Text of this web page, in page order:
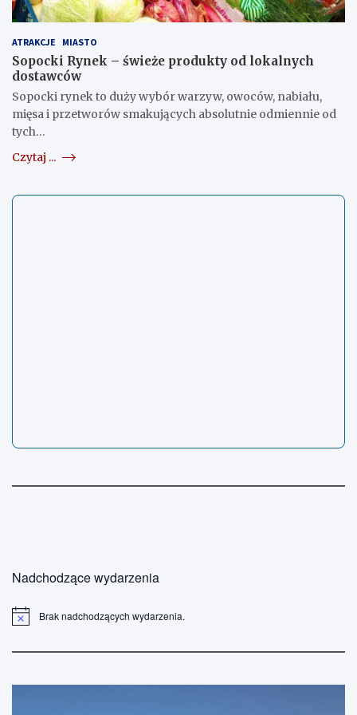
ATRAKCJE MIASTO
Sopocki Rynek – świeże produkty od lokalnych
dostawców
Sopocki rynek to duży wybór warzyw, owoców, nabiału,
mięsa i przetworów smakujących absolutnie odmiennie od
tych…
Czytaj ...
Nadchodzące wydarzenia
d
Brak nadchodzących wydarzenia.